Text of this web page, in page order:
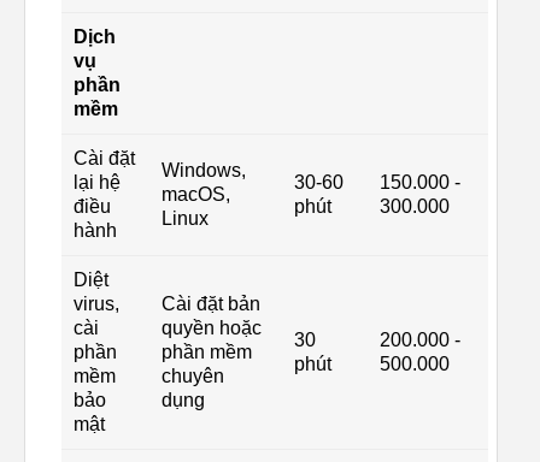
Dịch
vụ
phần
mềm
Cài đặt
lại hệ
điều
hành
Windows,
macOS,
Linux
30-60
phút
150.000 -
300.000
Diệt
virus,
cài
phần
mềm
bảo
mật
Cài đặt bản
quyền hoặc
phần mềm
chuyên
dụng
30
phút
200.000 -
500.000